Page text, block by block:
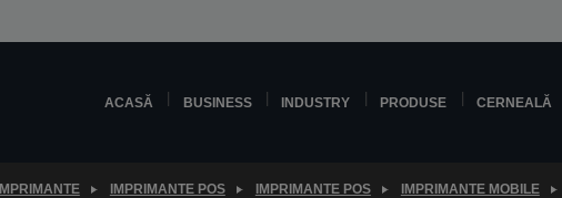
ACASĂ BUSINESS INDUSTRY PRODUSE CERNEALĂ
IMPRIMANTE IMPRIMANTE POS IMPRIMANTE POS IMPRIMANTE MOBILE